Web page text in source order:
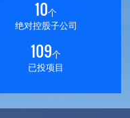
10个
绝对控股子公司
109个
已投项目